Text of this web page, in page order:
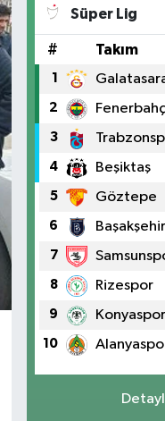
Süper Lig
# Takım
1
2
3
4 Beşiktaş
5 Göztepe
6 Başakşehir
7
8 Rizespor
9 Konyaspor
10